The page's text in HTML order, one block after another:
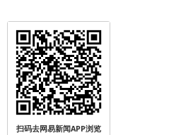
扫码去网易新闻APP浏览